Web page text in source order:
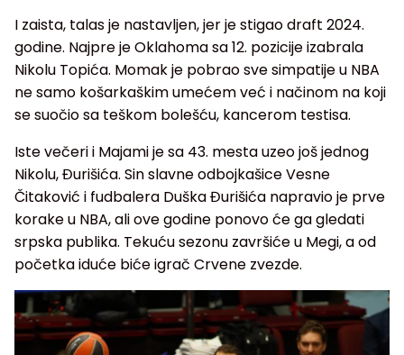
I zaista, talas je nastavljen, jer je stigao draft 2024.
godine. Najpre je Oklahoma sa 12. pozicije izabrala
Nikolu Topića. Momak je pobrao sve simpatije u NBA
ne samo košarkaškim umećem već i načinom na koji
se suočio sa teškom bolešću, kancerom testisa.
Iste večeri i Majami je sa 43. mesta uzeo još jednog
Nikolu, Đurišića. Sin slavne odbojkašice Vesne
Čitaković i fudbalera Duška Đurišića napravio je prve
korake u NBA, ali ove godine ponovo će ga gledati
srpska publika. Tekuću sezonu završiće u Megi, a od
početka iduće biće igrač Crvene zvezde.